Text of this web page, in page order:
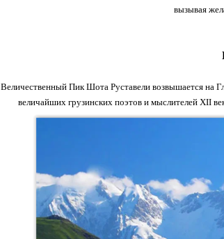
вызывая
Величественный Пик Шота Руставели возвышается на
величайших грузинских поэтов и мыслителей XII